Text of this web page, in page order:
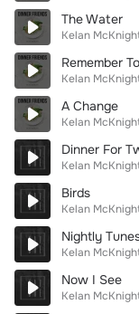
The Water
Kelan
Remember
Kelan
A Change
Kelan
Dinner For
Kelan
Birds
Kelan
Nightly
Kelan
Now I See
Kelan